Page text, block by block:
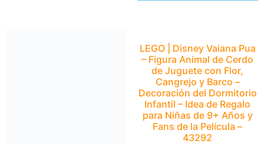
LEGO | Disney Vaiana Pua
– Figura Animal de Cerdo
de Juguete con Flor,
Cangrejo y Barco –
Decoración del Dormitorio
Infantil – Idea de Regalo
para Niñas de 9+ Años y
Fans de la Película –
43292